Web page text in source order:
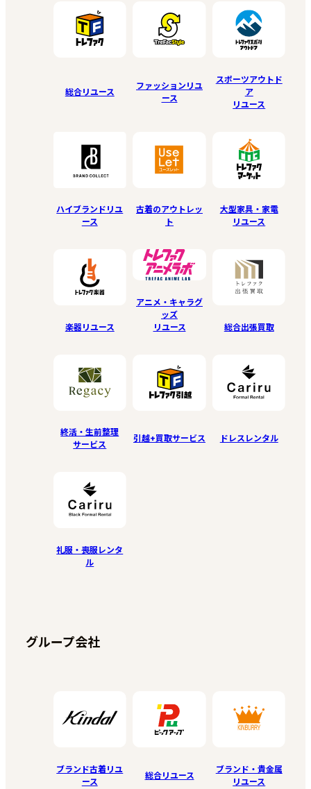
総合リユース
ファッションリユ
ース
スポーツアウトド
ア
リユース
ハイブランドリユ
ース
古着のアウトレッ
ト
大型家具・家電
リユース
楽器リユース
アニメ・キャラグ
ッズ
リユース
総合出張買取
終活・生前整理
サービス
引越+買取サービス ドレスレンタル
礼服・喪服レンタ
ル
グループ会社
ブランド古着リユ
ース
総合リユース
ブランド・貴金属
リユース